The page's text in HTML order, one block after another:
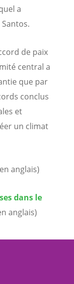
a
de paix
central a
que par
conclus
et
un climat
anglais)
dans le
anglais)